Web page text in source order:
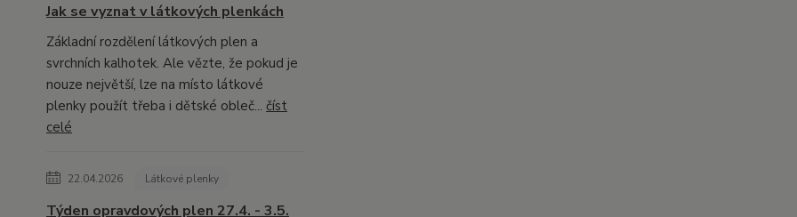
Jak se vyznat v látkových plenkách
Základní rozdělení látkových plen a
svrchních kalhotek. Ale vězte, že pokud je
nouze největší, lze na místo látkové
plenky použít třeba i dětské obleč... číst
celé
22.04.2026 Látkové plenky
Týden opravdových plen 27.4. - 3.5.